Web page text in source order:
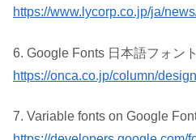
https://www.lycorp.co.jp/ja/
6. Google Fonts 日本語フォン
https://onca.co.jp/column/
7. Variable fonts on Google